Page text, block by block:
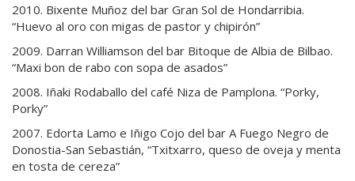
2010. Bixente Muñoz del bar Gran Sol de Hondarribia.
“Huevo al oro con migas de pastor y chipirón”
2009. Darran Williamson del bar Bitoque de Albia de Bilbao.
“Maxi bon de rabo con sopa de asados”
2008. Iñaki Rodaballo del café Niza de Pamplona. “Porky,
Porky”
2007. Edorta Lamo e Iñigo Cojo del bar A Fuego Negro de
Donostia-San Sebastián, “Txitxarro, queso de oveja y menta
en tosta de cereza”